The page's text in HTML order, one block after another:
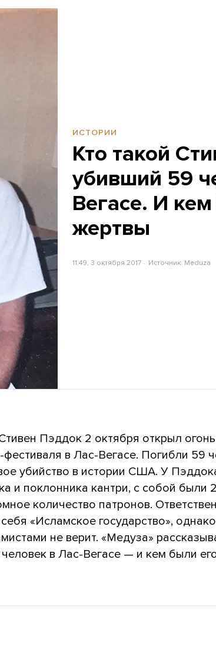
ИСТОРИИ
Кто такой
убивший 59
Вегасе. И
жертвы
11:49, 3 октября 2017 Источник: Meduza
Пэддок 2 октября открыл огонь
фестиваля в Лас-Вегасе. Погибли 59
убийство в истории США. У
и поклонника кантри, с собой были
количество патронов.
«Исламское государство»,
не верит. «Медуза»
в Лас-Вегасе — и кем были